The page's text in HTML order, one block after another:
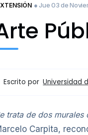
● Jue 03 de
Escrito por Universidad
trata de dos
Carpita,